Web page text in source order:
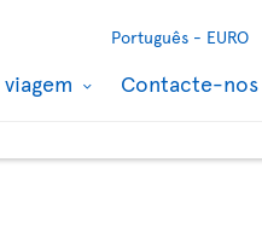
Português - EURO
Contacte-nos